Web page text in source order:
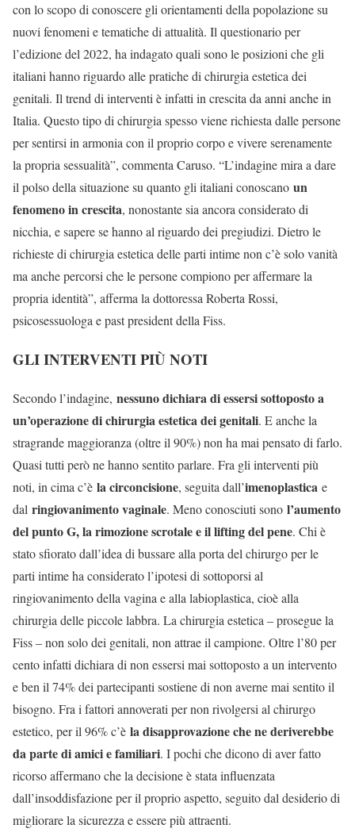
con lo scopo di conoscere gli orientamenti della popolazione su
nuovi fenomeni e tematiche di attualità. Il questionario per
l’edizione del 2022, ha indagato quali sono le posizioni che gli
italiani hanno riguardo alle pratiche di chirurgia estetica dei
genitali. Il trend di interventi è infatti in crescita da anni anche in
Italia. Questo tipo di chirurgia spesso viene richiesta dalle persone
per sentirsi in armonia con il proprio corpo e vivere serenamente
la propria sessualità”, commenta Caruso. “L’indagine mira a dare
il polso della situazione su quanto gli italiani conoscano un
fenomeno in crescita, nonostante sia ancora considerato di
nicchia, e sapere se hanno al riguardo dei pregiudizi. Dietro le
richieste di chirurgia estetica delle parti intime non c’è solo vanità
ma anche percorsi che le persone compiono per affermare la
propria identità”, afferma la dottoressa Roberta Rossi,
psicosessuologa e past president della Fiss.
GLI INTERVENTI PIÙ NOTI
Secondo l’indagine, nessuno dichiara di essersi sottoposto a
un’operazione di chirurgia estetica dei genitali. E anche la
stragrande maggioranza (oltre il 90%) non ha mai pensato di farlo.
Quasi tutti però ne hanno sentito parlare. Fra gli interventi più
noti, in cima c’è la circoncisione, seguita dall’imenoplastica e
dal ringiovanimento vaginale. Meno conosciuti sono l’aumento
del punto G, la rimozione scrotale e il lifting del pene. Chi è
stato sfiorato dall’idea di bussare alla porta del chirurgo per le
parti intime ha considerato l’ipotesi di sottoporsi al
ringiovanimento della vagina e alla labioplastica, cioè alla
chirurgia delle piccole labbra. La chirurgia estetica – prosegue la
Fiss – non solo dei genitali, non attrae il campione. Oltre l’80 per
cento infatti dichiara di non essersi mai sottoposto a un intervento
e ben il 74% dei partecipanti sostiene di non averne mai sentito il
bisogno. Fra i fattori annoverati per non rivolgersi al chirurgo
estetico, per il 96% c’è la disapprovazione che ne deriverebbe
da parte di amici e familiari. I pochi che dicono di aver fatto
ricorso affermano che la decisione è stata influenzata
dall’insoddisfazione per il proprio aspetto, seguito dal desiderio di
migliorare la sicurezza e essere più attraenti.